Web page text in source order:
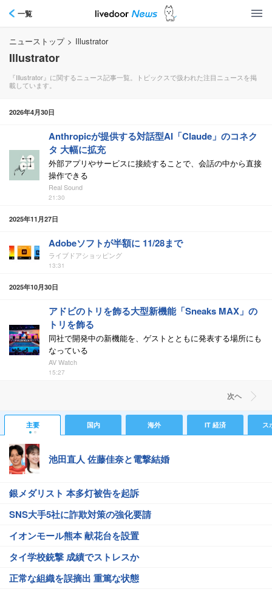
一覧
ニューストップ > Illustrator
Illustrator
『Illustrator』に関するニュース記事一覧。トピックスで扱われた注目ニュースを掲
載しています。
2026年4月30日
Anthropicが提供する対話型AI「Claude」のコネク
タ 大幅に拡充
外部アプリやサービスに接続することで、会話の中から直接
操作できる
Real Sound
21:30
2025年11月27日
Adobeソフトが半額に 11/28まで
ライブドアショッピング
13:31
2025年10月30日
アドビのトリを飾る大型新機能「Sneaks MAX」の
トリを飾る
同社で開発中の新機能を、ゲストとともに発表する場所にも
なっている
AV Watch
15:27
次ヘ
主要 国内 海外 IT 経済 ス
池田直人 佐藤佳奈と電撃結婚
銀メダリスト 本多灯被告を起訴
SNS大手5社に詐欺対策の強化要請
イオンモール熊本 献花台を設置
タイ学校銃撃 成績でストレスか
正常な組織を誤摘出 重篤な状態